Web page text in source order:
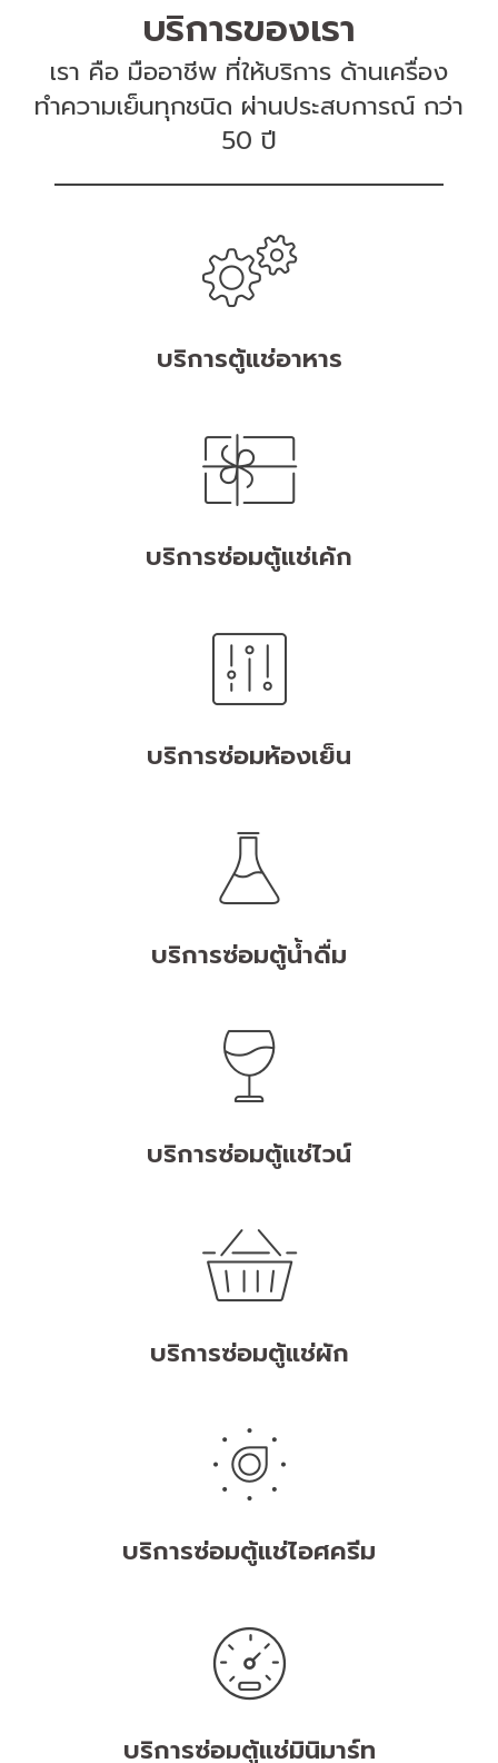
บริการของเรา
เรา คือ มืออาชีพ ที่ให้บริการ ด้านเครื่อง
ทำความเย็นทุกชนิด ผ่านประสบการณ์ กว่า
50 ปี
บริการตู้แช่อาหาร
บริการซ่อมตู้แช่เค้ก
บริการซ่อมห้องเย็น
บริการซ่อมตู้น้ำดื่ม
บริการซ่อมตู้แช่ไวน์
บริการซ่อมตู้แช่ผัก
บริการซ่อมตู้แช่ไอศครีม
บริการซ่อมตู้แช่มินิมาร์ท